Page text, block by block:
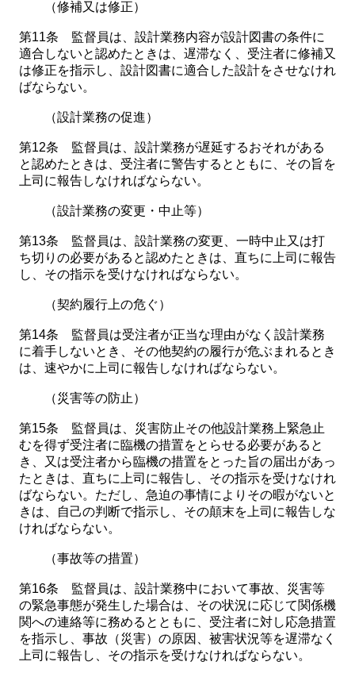
（修補又は修正）
第11条 監督員は、設計業務内容が設計図書の条件に
適合しないと認めたときは、遅滞なく、受注者に修補又
は修正を指示し、設計図書に適合した設計をさせなけれ
ばならない。
（設計業務の促進）
第12条 監督員は、設計業務が遅延するおそれがある
と認めたときは、受注者に警告するとともに、その旨を
上司に報告しなければならない。
（設計業務の変更・中止等）
第13条 監督員は、設計業務の変更、一時中止又は打
ち切りの必要があると認めたときは、直ちに上司に報告
し、その指示を受けなければならない。
（契約履行上の危ぐ）
第14条 監督員は受注者が正当な理由がなく設計業務
に着手しないとき、その他契約の履行が危ぶまれるとき
は、速やかに上司に報告しなければならない。
（災害等の防止）
第15条 監督員は、災害防止その他設計業務上緊急止
むを得ず受注者に臨機の措置をとらせる必要があると
き、又は受注者から臨機の措置をとった旨の届出があっ
たときは、直ちに上司に報告し、その指示を受けなけれ
ばならない。ただし、急迫の事情によりその暇がないと
きは、自己の判断で指示し、その顛末を上司に報告しな
ければならない。
（事故等の措置）
第16条 監督員は、設計業務中において事故、災害等
の緊急事態が発生した場合は、その状況に応じて関係機
関への連絡等に務めるとともに、受注者に対し応急措置
を指示し、事故（災害）の原因、被害状況等を遅滞なく
上司に報告し、その指示を受けなければならない。